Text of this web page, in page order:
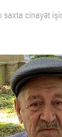
saxta cinayət